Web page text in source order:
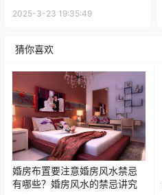
2025-3-23 19:35:49
猜你喜欢
婚房布置要注意婚房风水禁忌
有哪些？婚房风水的禁忌讲究